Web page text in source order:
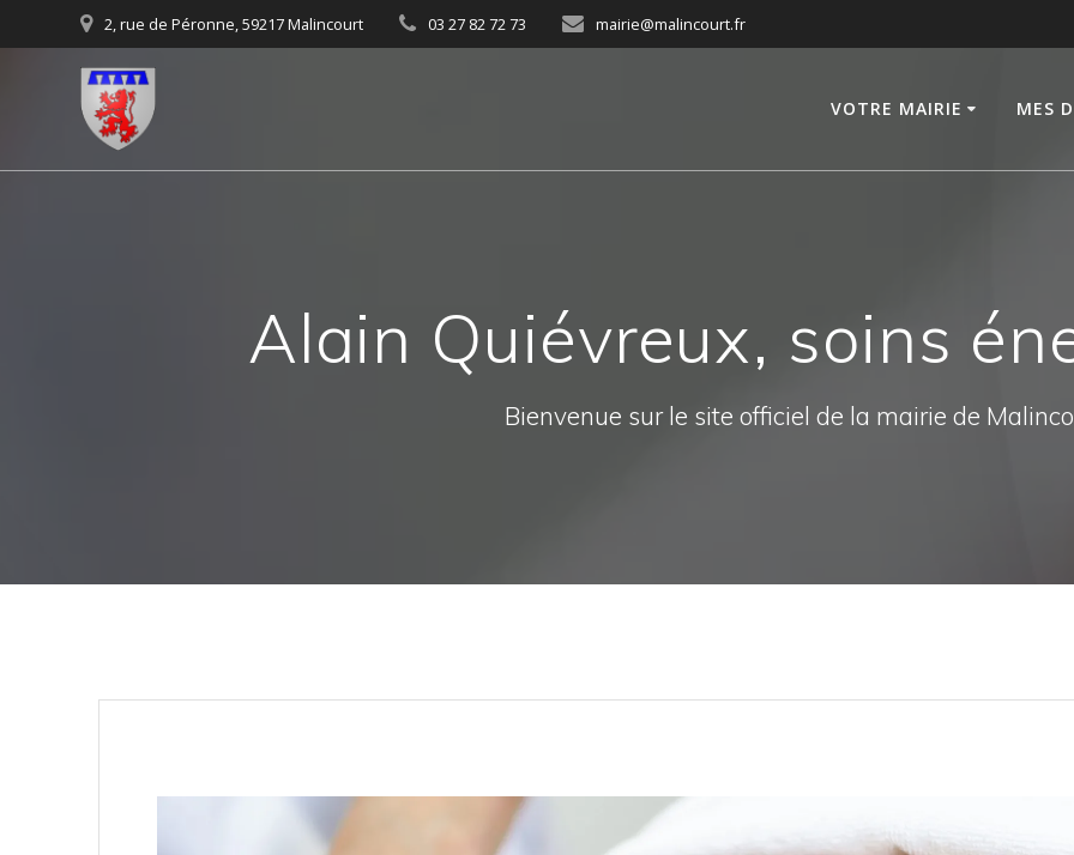
to
2, rue de Péronne, 59217 Malincourt 03 27 82 72 73 mairie@malincourt.fr
VOTRE MAIRIE MES
Alain Quiévreux, soins
Bienvenue sur le site officiel de la mairie de